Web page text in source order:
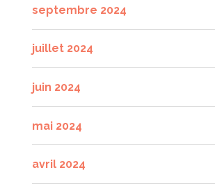
septembre 2024
juillet 2024
juin 2024
mai 2024
avril 2024